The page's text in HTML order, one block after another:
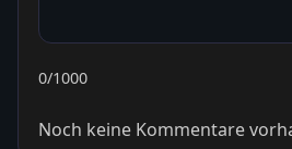
0/1000
Noch keine Kommentare